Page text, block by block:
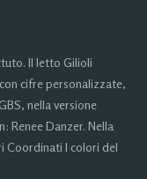
Il letto Gilioli
cifre personalizzate,
nella versione
Renee Danzer. Nella
Coordinati I colori del